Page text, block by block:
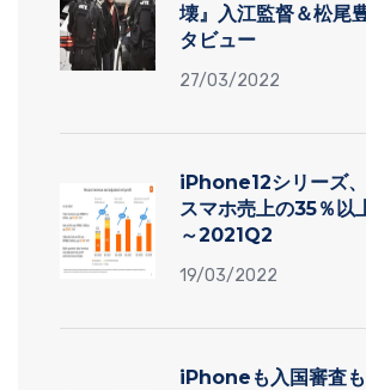
壊』入江監督＆松尾
タビュー
27/03/2022
iPhone12シリーズ
スマホ売上の35％以
～2021Q2
19/03/2022
iPhoneも入国審査